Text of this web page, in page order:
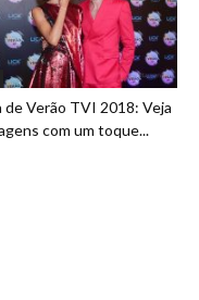
de Verão TVI 2018: Veja
com um toque...